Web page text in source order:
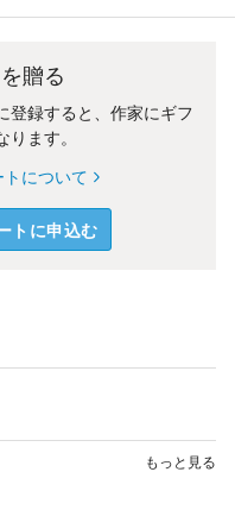
贈る
登録すると、作家にギフ
ります。
について
トに申込む
もっと見る